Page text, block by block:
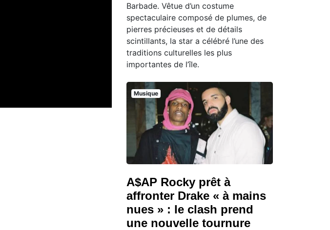
Barbade. Vêtue d’un costume
spectaculaire composé de plumes, de
pierres précieuses et de détails
scintillants, la star a célébré l’une des
traditions culturelles les plus
importantes de l’île.
Musique
A$AP Rocky prêt à
affronter Drake « à mains
nues » : le clash prend
une nouvelle tournure